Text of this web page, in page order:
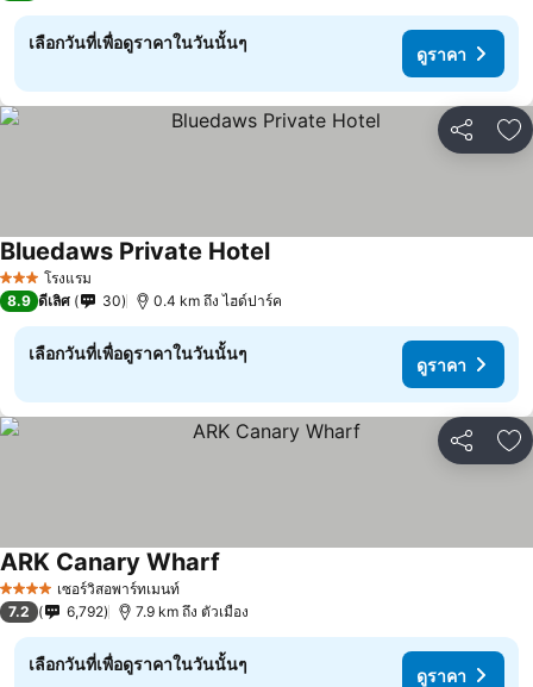
เลือกวันที่เพื่อดูราคาในวันนั้นๆ
ดูราคา
แชร์ เ
3 ดาว โรงแรม
Bluedaws Private Hotelดูราคา
8.9 ดีเลิศ 30 0.4 km ถึง ไฮด์ปาร์ค
เลือกวันที่เพื่อดูราคาในวันนั้นๆ
ดูราคา
แชร์ เ
4 ดาว เซอร์วิสอพาร์ทเมนท์
ARK Canary Wharf
7.2 6,792 7.9 km ถึง ตัวเมือง
เลือกวันที่เพื่อดูราคาในวันนั้นๆ
ดูราคา